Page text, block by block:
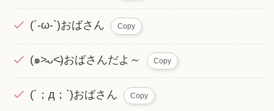
(´-ω-`)おばさん Copy
(๑˃̵ᴗ˂̵)おばさんだよ～ Copy
(´；д；`)おばさん Copy